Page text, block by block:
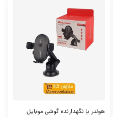
هولدر یا نگهدارنده گوشی موبایل